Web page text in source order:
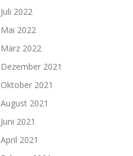
Juli 2022
Mai 2022
März 2022
Dezember 2021
Oktober 2021
August 2021
Juni 2021
April 2021